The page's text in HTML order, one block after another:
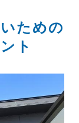
ための
ト